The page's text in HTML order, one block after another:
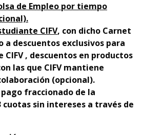
de Empleo por tiempo
CIFV, con dicho Carnet
a descuentos exclusivos para
CIFV , descuentos en productos
las que CIFV mantiene
(opcional).
fraccionado de la
sin intereses a través de